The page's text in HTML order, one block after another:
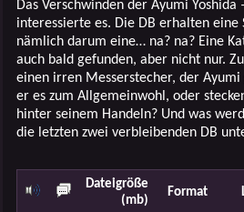
Das Verschwinden der Ayumi Yoshida
interessierte es. Die DB erhalten eine
nämlich darum eine… na? na? Eine
auch bald gefunden, aber nicht nur.
einen irren Messerstecher, der
er es zum Allgemeinwohl, oder
hinter seinem Handeln? Und was
die letzten zwei verbleibenden DB
Dateigröße
(mb)
Format